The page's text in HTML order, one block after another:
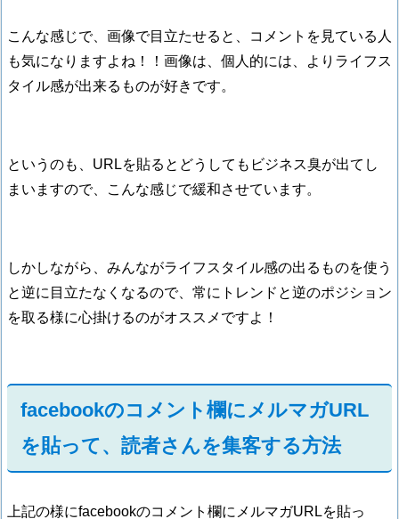
こんな感じで、画像で目立たせると、コメントを見ている人
も気になりますよね！！画像は、個人的には、よりライフス
タイル感が出来るものが好きです。
というのも、URLを貼るとどうしてもビジネス臭が出てし
まいますので、こんな感じで緩和させています。
しかしながら、みんながライフスタイル感の出るものを使う
と逆に目立たなくなるので、常にトレンドと逆のポジション
を取る様に心掛けるのがオススメですよ！
facebookのコメント欄にメルマガURL
を貼って、読者さんを集客する方法
上記の様にfacebookのコメント欄にメルマガURLを貼っ